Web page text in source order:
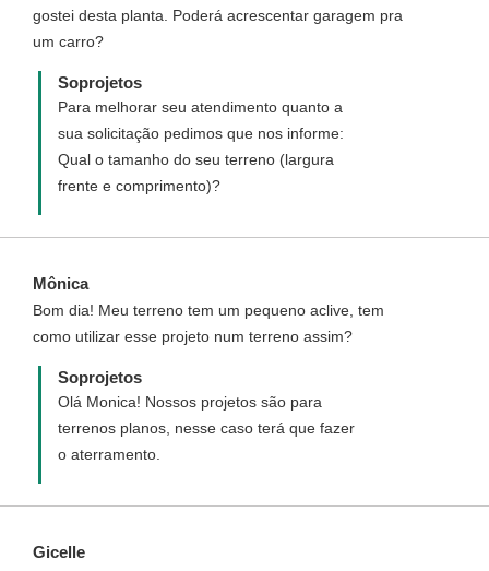
gostei desta planta. Poderá acrescentar garagem pra
um carro?
Soprojetos
Para melhorar seu atendimento quanto a
sua solicitação pedimos que nos informe:
Qual o tamanho do seu terreno (largura
frente e comprimento)?
Mônica
Bom dia! Meu terreno tem um pequeno aclive, tem
como utilizar esse projeto num terreno assim?
Soprojetos
Olá Monica! Nossos projetos são para
terrenos planos, nesse caso terá que fazer
o aterramento.
Gicelle